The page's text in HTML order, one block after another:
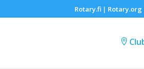
Rotary.fi| Rotary.org